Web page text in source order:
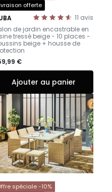
offerte
11 avis
de jardin encastrable en
tressé beige - 10 places -
beige + housse de
€
Ajouter au panier
spéciale -10%